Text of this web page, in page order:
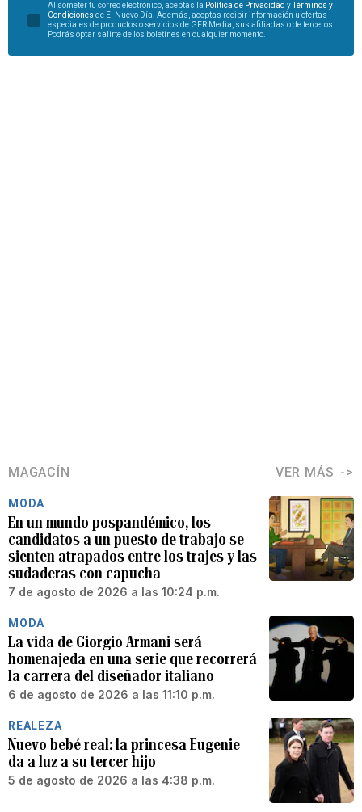
Al someter tu correo electrónico, aceptas la Política de Privacidad y
Términos y
Condiciones de El Nuevo Día. Además, aceptas recibir información u ofertas
especiales de productos o servicios de GFR Media, sus afiliadas o de terceros.
Podrás optar salirte de los boletines en cualquier momento.
MAGACÍN VER MÁS
MODA
En un mundo pospandémico, los
candidatos a un puesto de trabajo se
sienten atrapados entre los trajes y las
sudaderas con capucha
7 de agosto de 2026 a las 10:24 p.m.
MODA
La vida de Giorgio Armani será
homenajeda en una serie que recorrerá
la carrera del diseñador italiano
6 de agosto de 2026 a las 11:10 p.m.
REALEZA
Nuevo bebé real: la princesa Eugenie
da a luz a su tercer hijo
5 de agosto de 2026 a las 4:38 p.m.